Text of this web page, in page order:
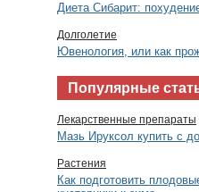
Диета Сибарит:
Долголетие
Ювенология, или как
Популярные
Лекарственные препараты
Мазь Ируксол купить с
Растения
Как подготовить